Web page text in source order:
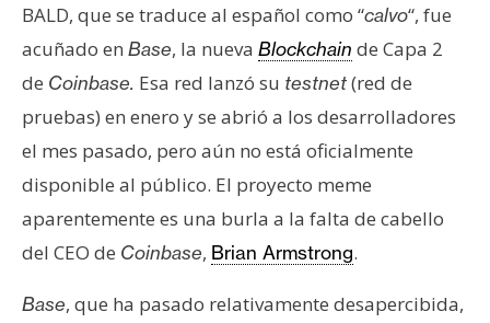
y
P
u
b
l
i
c
d
a
BALD, que se traduce al español como “calvo“, fue
acuñado en Base, la nueva Blockchain de Capa 2
de Coinbase. Esa red lanzó su testnet(red de
pruebas) en enero y se abrió a los desarrolladores
el mes pasado, pero aún no está oficialmente
disponible al público. El proyecto meme
aparentemente es una burla a la falta de cabello
del CEO de Coinbase, Brian Armstrong.
Base, que ha pasado relativamente desapercibida,